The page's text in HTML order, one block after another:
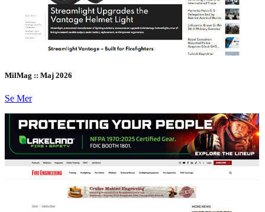
MilMag :: Maj 2026
Se Mer